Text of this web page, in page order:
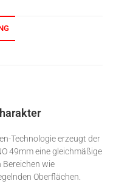
Technologie erzeugt der
49mm eine gleichmäßige
Bereichen wie
Oberflächen.